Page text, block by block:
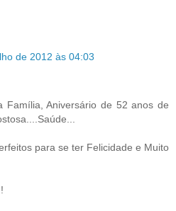
de 2012 às 04:03
Família, Aniversário de 52 anos de
para se ter Felicidade e Muito